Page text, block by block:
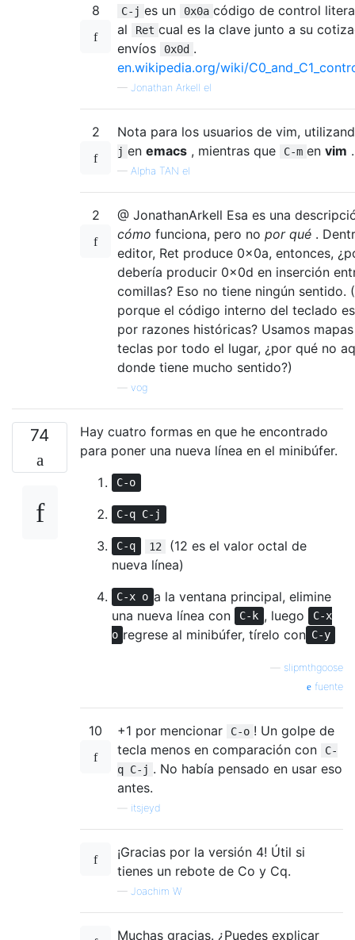
8 C-j es un 0x0a código de control
al
Ret cual es la clave junto a su
envíos
0x0d .
en.wikipedia.org/wiki/
— Jonathan Arkell el
2 Nota para los usuarios de vim,
j en emacs , mientras que C-m en vim .
— Alpha TAN el
2
@ JonathanArkell Esa es una
cómo funciona, pero no por qué .
editor, Ret produce 0x0a, entonces,
debería producir 0x0d en inserción
comillas? Eso no tiene ningún sentido.
porque el código interno del teclado
por razones históricas? Usamos
teclas por todo el lugar, ¿por qué no
donde tiene mucho sentido?)
vog
74
Hay cuatro formas en que he encontrado
para poner una nueva línea en el minibúfer.
C-o
C-q C-j
C-q 12
(12 es el valor octal de
nueva línea)
C-x o a la ventana principal, elimine
una nueva línea con
C-k , luego
C-x
o regrese al minibúfer, tírelo con C-y
slipmthgoose
fuente
10 +1 por mencionar C-o ! Un golpe de
tecla menos en comparación con
C-
q C-j . No había pensado en usar eso
antes.
itsjeyd
¡Gracias por la versión 4! Útil si
tienes un rebote de Co y Cq.
— Joachim W
Muchas gracias. ¿Puedes explicar